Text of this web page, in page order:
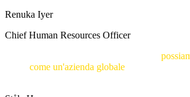
Renuka Iyer
Chief Human Resources Officer
come un'azienda globale